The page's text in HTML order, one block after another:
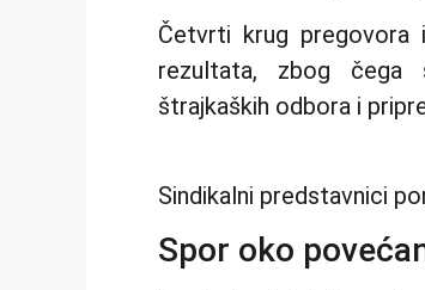
Četvrti krug pregovora
rezultata, zbog čega
štrajkaških odbora i
Sindikalni predstavnici
Spor oko